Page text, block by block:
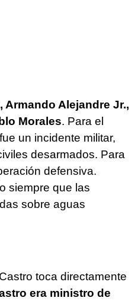
Armando Alejandre Jr.,
Morales. Para el
un incidente militar,
desarmados. Para
defensiva.
siempre que las
sobre aguas
toca directamente
era ministro de